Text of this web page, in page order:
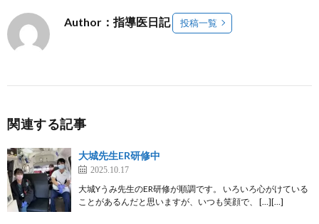
Author：指導医日記 投稿一覧
関連する記事
大城先生ER研修中
2025.10.17
大城Yうみ先生のER研修が順調です。 いろいろ心がけている
ことがあるんだと思いますが、いつも笑顔で、 […][…]